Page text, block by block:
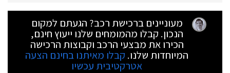
מעוניינים ברכישת רכב? הגעתם למקום
הנכון. קבלו מהמומחים שלנו ייעוץ חינם,
הכירו את מבצעי הרכב וקבוצות הרכישה
המיוחדות שלנו. קבלו מאיתנו בחינם הצעה
אטרקטיבית עכשיו